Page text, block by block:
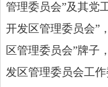
管理委员会”及其党
开发区管理委员会”
区管理委员会”牌子
发区管理委员会工